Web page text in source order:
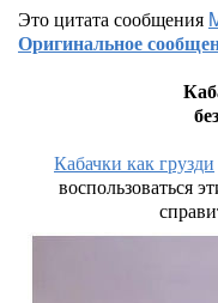
Это цитата сообщения
Оригинальное
Кабачки как грузди
воспользоваться